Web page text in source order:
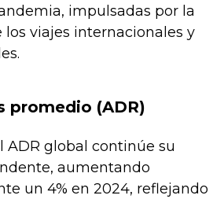
impulsadas por la
los viajes internacionales y
promedio (ADR)
ADR global continúe su
aumentando
un 4% en 2024, reflejando